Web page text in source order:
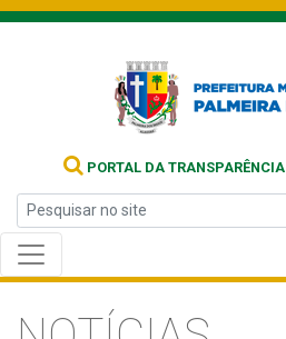
PORTAL DA TRANSPARÊNCIA